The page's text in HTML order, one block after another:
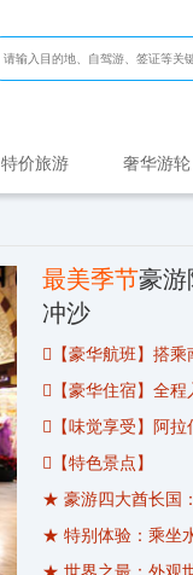
特价旅游 奢华游轮
最美季节豪游阿联酋
冲沙
【豪华航班】搭乘
【豪华住宿】全程
【味觉享受】阿
【特色景点】
★ 豪游四大酋长国
★ 特别体验：乘坐